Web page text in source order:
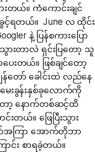
တယ်။ ကံကောင်းချင်
ခွင့်ရတယ်။ June လ ထိုင်း
နဲ့ ပြန်စကားပြော
ားတာလဲ ရှင်းပြတော့ သူ
းတယ်။ ဖြစ်ချင်တော့
တော် ခေါင်းထဲ လည်နေ
းခွန်းနှစ်ခုလောက်ကို
တော့ နောက်တစ်ဆင့်ထိ
တယ်။ ဖြေပြီးသွား
အကြာ အောက်တိုဘာ
ာင်း စာရခဲ့တယ်။